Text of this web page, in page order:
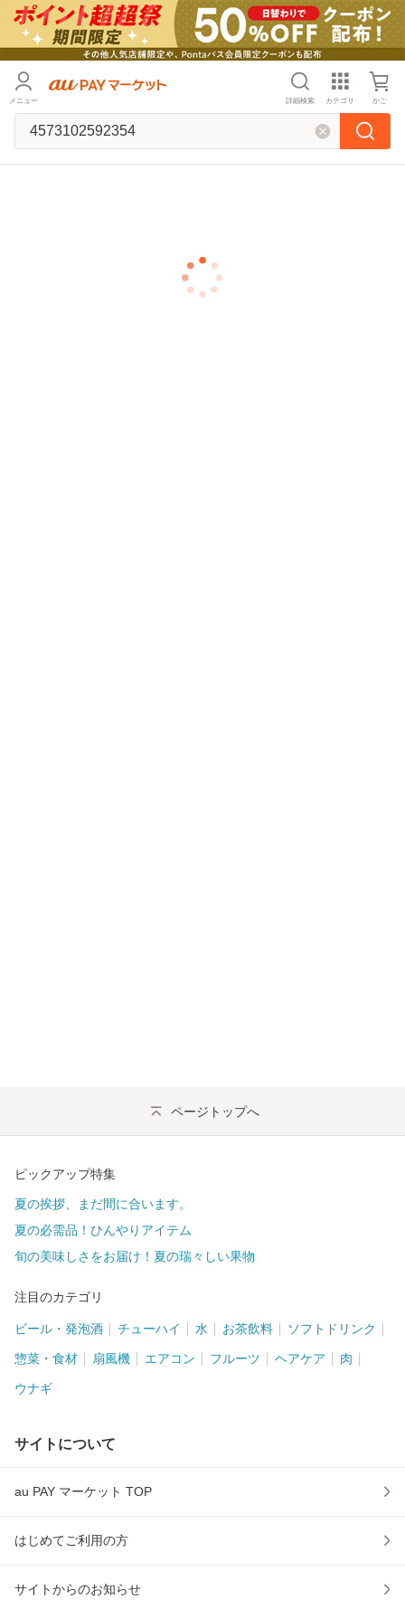
メニュー 詳細検索 カテゴリ かご
ページトップへ
ピックアップ特集
夏の挨拶、まだ間に合います。
夏の必需品！ひんやりアイテム
旬の美味しさをお届け！夏の瑞々しい果物
注目のカテゴリ
ビール・発泡酒 チューハイ 水 お茶飲料 ソフトドリンク
惣菜・食材 扇風機 エアコン フルーツ ヘアケア 肉
ウナギ
サイトについて
au PAY マーケット TOP
はじめてご利用の方
サイトからのお知らせ